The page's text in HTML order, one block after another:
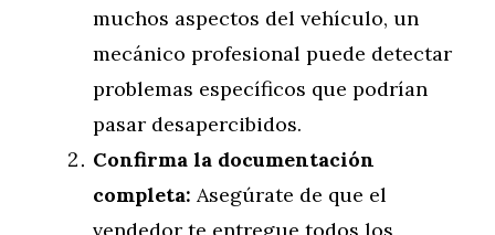
muchos aspectos del vehículo, un
mecánico profesional puede detectar
problemas específicos que podrían
pasar desapercibidos.
Confirma la documentación
completa: Asegúrate de que el